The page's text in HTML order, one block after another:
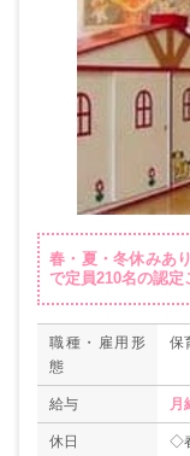
春・夏・冬休みあ
で定員210名の認定
職種・雇用形
態
保
給与 月
休日
◇